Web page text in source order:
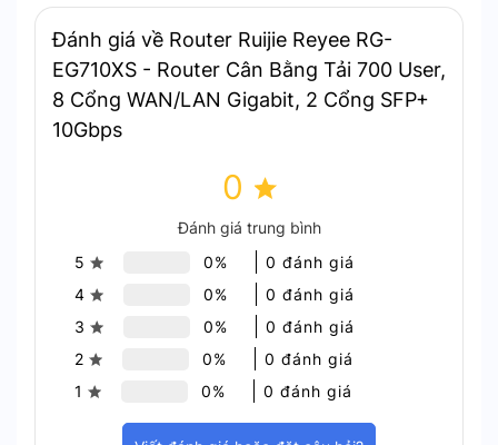
4 cổng RJ45 2.5G(1 WAN cố định, 3
WAN/LAN)
4 cổng RJ45 1G
rộng băng thông dễ dàng . Thiết bị sẵn sàng cho
các đường truyền Internet tốc độ cao và hạ tầng
Đánh giá về Router Ruijie Reyee RG-
EG710XS - Router Cân Bằng Tải 700 User,
8 Cổng WAN/LAN Gigabit, 2 Cổng SFP+
10Gbps
0
Đánh giá trung bình
5
0%
0 đánh giá
4
0%
0 đánh giá
3
0%
0 đánh giá
2
0%
0 đánh giá
1
0% 0 đánh giá